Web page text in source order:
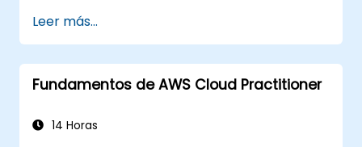
aplicaciones Python en AWS Cloud9.
Colaborar con otros desarrolladores
utilizando la plataforma AWS Cloud9.
Integrar AWS Cloud9 con otros servicios
avanzadas.
Leer más...
Fundamentos de AWS Cloud Practitioner
14 Horas